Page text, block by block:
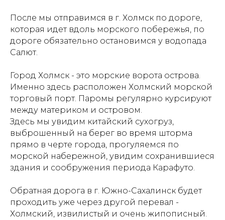
После мы отправимся в г. Холмск по дороге,
которая идет вдоль морского побережья, по
дороге обязательно остановимся у водопада
Салют.
Город Холмск - это морские ворота острова.
Именно здесь расположен Холмский морской
торговый порт. Паромы регулярно курсируют
между материком и островом.
Здесь мы увидим китайский сухогруз,
выброшенный на берег во время шторма
прямо в черте города, прогуляемся по
морской набережной, увидим сохранившиеся
здания и сообружения периода Карафуто.
Обратная дорога в г. Южно-Сахалинск будет
проходить уже через другой перевал -
Холмский, извилистый и очень жипописный.